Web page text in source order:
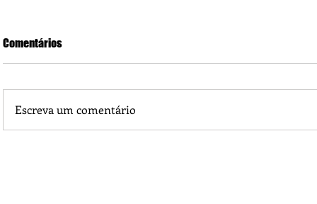
Comentários
Escreva um comentário